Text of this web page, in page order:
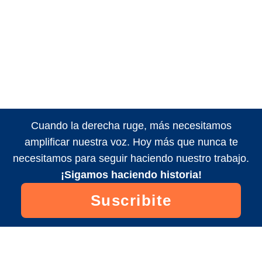
Cuando la derecha ruge, más necesitamos
amplificar nuestra voz. Hoy más que nunca te
necesitamos para seguir haciendo nuestro trabajo.
¡Sigamos haciendo historia!
Suscribite